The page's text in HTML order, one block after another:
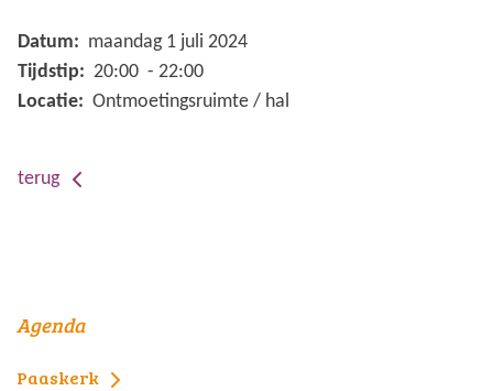
Datum: maandag 1 juli 2024
Tijdstip: 20:00 - 22:00
Locatie: Ontmoetingsruimte / hal
terug
Agenda
Paaskerk